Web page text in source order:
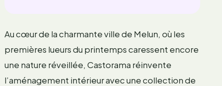
Au cœur de la charmante ville de Melun, où les
premières lueurs du printemps caressent encore
une nature réveillée, Castorama réinvente
l’aménagement intérieur avec une collection de